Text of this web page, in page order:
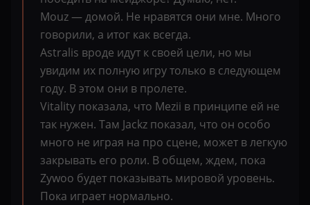
Mouz — домой. Не нравятся они мне. Много
говорили, а итог как всегда.
Astralis вроде идут к своей цели, но мы
увидим их полную игру только в следующем
году. В этом они в пролете.
Vitality показала, что Mezii в принципе ей не
так нужен. Там Jackz показал, что он особо
много не играя на про сцене, может в легкую
закрывать его роли. В общем, ждем, пока
Zywoo будет показывать мировой уровень.
Пока играет нормально.